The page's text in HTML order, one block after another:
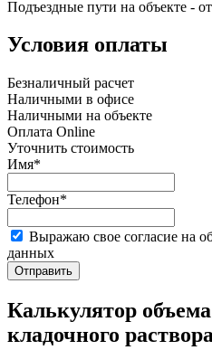
Подъездные пути на объекте -
Условия оплаты
Безналичный расчет
Наличными в офисе
Наличными на объекте
Оплата Online
Уточнить стоимость
Имя*
Телефон*
Выражаю свое согласие на
данных
Отправить
Калькулятор
кладочного